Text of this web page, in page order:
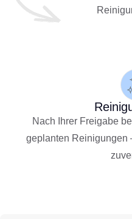
Nach Ihrer Freigabe
geplanten Reinigungen